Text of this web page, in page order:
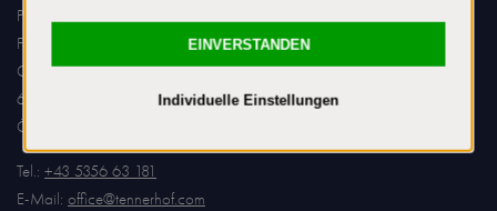
Pasquali GmbH & Co. KG
Familie Luigi von Pasquali
Griesenauweg 26
6370 Kitzbühel
Österreich
Tel.: +43 5356 63 181
E-Mail: office@tennerhof.com